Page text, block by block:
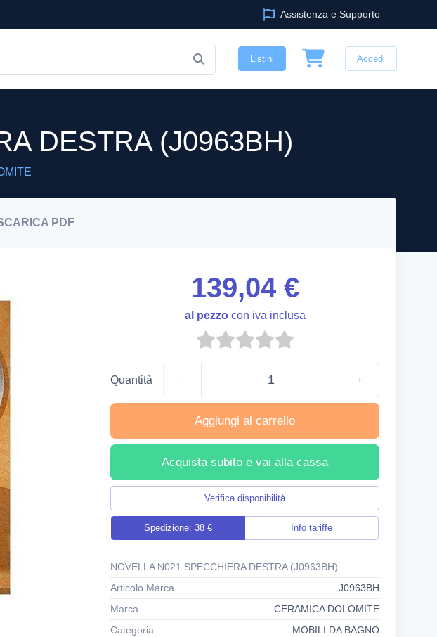
Assistenza e Supporto
Listini Accedi
DESTRA (J0963BH)
PDF
139,04 €
al pezzocon iva inclusa
Quantità − +
Aggiungi al carrello
Acquista subito e vai alla cassa
Verifica disponibilità
Spedizione: 38 € Info tariffe
NOVELLA N021 SPECCHIERA DESTRA (J0963BH)
Articolo Marca
J0963BH
Marca
CERAMICA DOLOMITE
Categoria
MOBILI DA BAGNO